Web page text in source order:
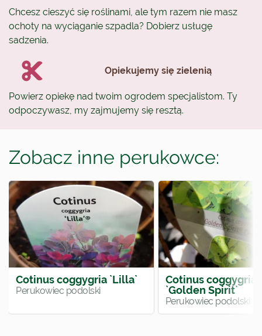
Chcesz cieszyć się roślinami, ale tym razem nie masz
ochoty na wyciąganie szpadla? Dobierz usługę
sadzenia.
Opiekujemy się zielenią
Powierz opiekę nad twoim ogrodem specjalistom. Ty
odpoczywasz, my zajmujemy się resztą.
Zobacz inne perukowce:
Cotinus coggygria `Lilla`
Perukowiec podolski
Cotinus coggygria
`Golden Spirit`
Perukowiec podolski